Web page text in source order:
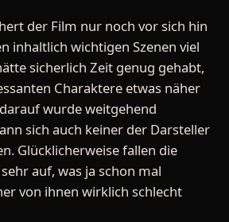
der Film nur noch vor sich hin
inhaltlich wichtigen Szenen viel
sicherlich Zeit genug gehabt,
Charaktere etwas näher
wurde weitgehend
sich auch keiner der Darsteller
Glücklicherweise fallen die
auf, was ja schon mal
von ihnen wirklich schlecht